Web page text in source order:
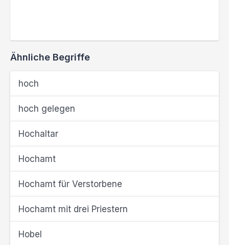
Ähnliche Begriffe
hoch
hoch gelegen
Hochaltar
Hochamt
Hochamt für Verstorbene
Hochamt mit drei Priestern
Hobel